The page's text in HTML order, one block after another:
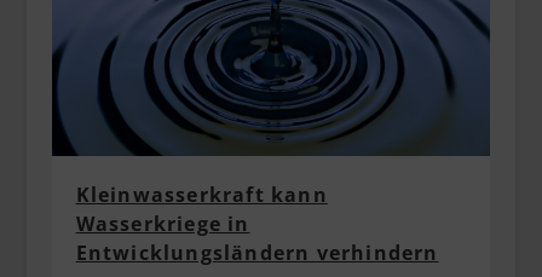
Kleinwasserkraft kann
Wasserkriege in
Entwicklungsländern verhindern